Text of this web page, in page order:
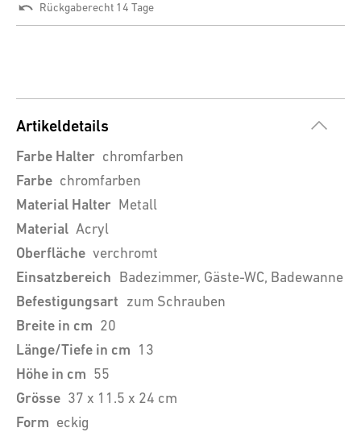
Rückgaberecht 14 Tage
Artikeldetails
Farbe Halter chromfarben
Farbe chromfarben
Material Halter Metall
Material Acryl
Oberfläche verchromt
Einsatzbereich Badezimmer, Gäste-WC, Badewanne
Befestigungsart zum Schrauben
Breite in cm 20
Länge/Tiefe in cm 13
Höhe in cm 55
Grösse 37 x 11.5 x 24 cm
Form eckig